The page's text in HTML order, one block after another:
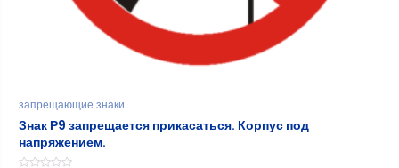
запрещающие знаки
Знак Р9 запрещается прикасаться. Корпус под
напряжением.